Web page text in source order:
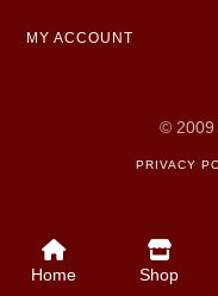
MY ACCOUNT
© 2009
PRIVACY
Home Shop